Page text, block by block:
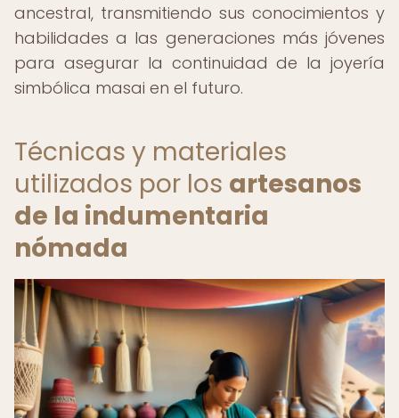
ancestral, transmitiendo sus conocimientos y
habilidades a las generaciones más jóvenes
para asegurar la continuidad de la joyería
simbólica masai en el futuro.
Técnicas y materiales
utilizados por los artesanos
de la indumentaria
nómada